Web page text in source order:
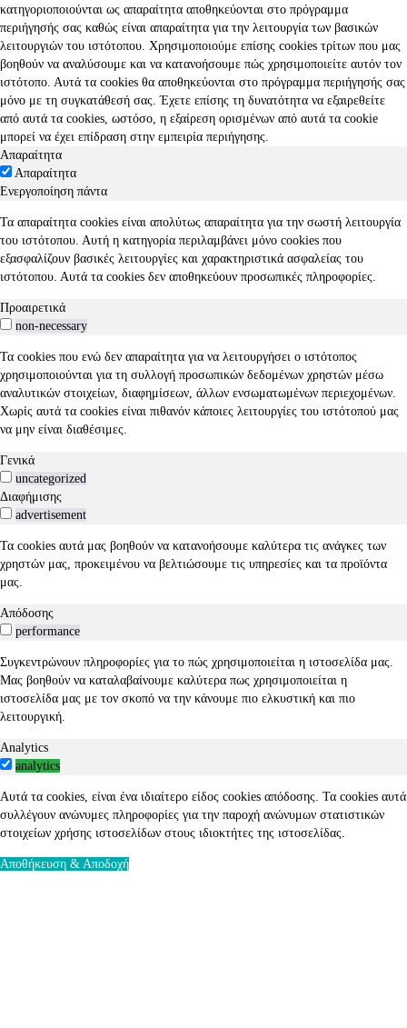
κατηγοριοποιούνται ως απαραίτητα αποθηκεύονται στο πρόγραμμα
περιήγησής σας καθώς είναι απαραίτητα για την λειτουργία των βασικών
λειτουργιών του ιστότοπου. Χρησιμοποιούμε επίσης cookies τρίτων που μας
βοηθούν να αναλύσουμε και να κατανοήσουμε πώς χρησιμοποιείτε αυτόν τον
ιστότοπο. Αυτά τα cookies θα αποθηκεύονται στο πρόγραμμα περιήγησής σας
μόνο με τη συγκατάθεσή σας. Έχετε επίσης τη δυνατότητα να εξαιρεθείτε
από αυτά τα cookies, ωστόσο, η εξαίρεση ορισμένων από αυτά τα cookie
μπορεί να έχει επίδραση στην εμπειρία περιήγησης.
Απαραίτητα
Απαραίτητα
Ενεργοποίηση πάντα
Τα απαραίτητα cookies είναι απολύτως απαραίτητα για την σωστή λειτουργία
του ιστότοπου. Αυτή η κατηγορία περιλαμβάνει μόνο cookies που
εξασφαλίζουν βασικές λειτουργίες και χαρακτηριστικά ασφαλείας του
ιστότοπου. Αυτά τα cookies δεν αποθηκεύουν προσωπικές πληροφορίες.
Προαιρετικά
non-necessary
Τα cookies που ενώ δεν απαραίτητα για να λειτουργήσει ο ιστότοπος
χρησιμοποιούνται για τη συλλογή προσωπικών δεδομένων χρηστών μέσω
αναλυτικών στοιχείων, διαφημίσεων, άλλων ενσωματωμένων περιεχομένων.
Χωρίς αυτά τα cookies είναι πιθανόν κάποιες λειτουργίες του ιστότοπού μας
να μην είναι διαθέσιμες.
Γενικά
uncategorized
Διαφήμισης
advertisement
Τα cookies αυτά μας βοηθούν να κατανοήσουμε καλύτερα τις ανάγκες των
χρηστών μας, προκειμένου να βελτιώσουμε τις υπηρεσίες και τα προϊόντα
μας.
Απόδοσης
performance
Συγκεντρώνουν πληροφορίες για το πώς χρησιμοποιείται η ιστοσελίδα μας.
Μας βοηθούν να καταλαβαίνουμε καλύτερα πως χρησιμοποιείται η
ιστοσελίδα μας με τον σκοπό να την κάνουμε πιο ελκυστική και πιο
λειτουργική.
Analytics
analytics
Αυτά τα cookies, είναι ένα ιδιαίτερο είδος cookies απόδοσης. Τα cookies αυτά
συλλέγουν ανώνυμες πληροφορίες για την παροχή ανώνυμων στατιστικών
στοιχείων χρήσης ιστοσελίδων στους ιδιοκτήτες της ιστοσελίδας.
Αποθήκευση & Αποδοχή